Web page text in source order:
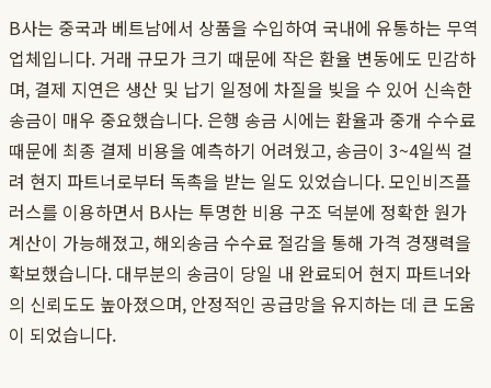
B사는 중국과 베트남에서 상품을 수입하여 국내에 유통하는 무역
업체입니다. 거래 규모가 크기 때문에 작은 환율 변동에도 민감하
며, 결제 지연은 생산 및 납기 일정에 차질을 빚을 수 있어 신속한
송금이 매우 중요했습니다. 은행 송금 시에는 환율과 중개 수수료
때문에 최종 결제 비용을 예측하기 어려웠고, 송금이 3~4일씩 걸
려 현지 파트너로부터 독촉을 받는 일도 있었습니다. 모인비즈플
러스를 이용하면서 B사는 투명한 비용 구조 덕분에 정확한 원가
계산이 가능해졌고, 해외송금 수수료 절감을 통해 가격 경쟁력을
확보했습니다. 대부분의 송금이 당일 내 완료되어 현지 파트너와
의 신뢰도도 높아졌으며, 안정적인 공급망을 유지하는 데 큰 도움
이 되었습니다.